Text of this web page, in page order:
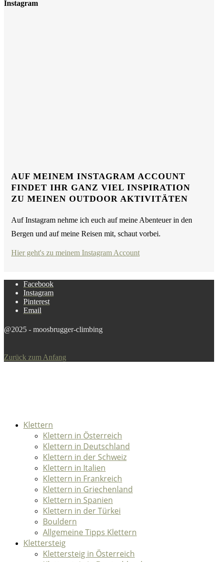
Instagram
AUF MEINEM INSTAGRAM ACCOUNT
FINDET IHR GANZ VIEL INSPIRATION
ZU MEINEN OUTDOOR AKTIVITÄTEN
Auf Instagram nehme ich euch auf meine Abenteuer in den
Bergen und auf meine Reisen mit, schaut vorbei.
Hier geht's zu meinem Instagram Account
Facebook
Instagram
Pinterest
Email
@2025 - moosbrugger-climbing
Zurück zum Anfang
Klettern
Klettern in Österreich
Klettern in Deutschland
Klettern in der Schweiz
Klettern in Italien
Klettern in Frankreich
Klettern in Griechenland
Klettern in Spanien
Klettern in der Türkei
Bouldern
Allgemeine Tipps Klettern
Klettersteig
Klettersteig in Österreich